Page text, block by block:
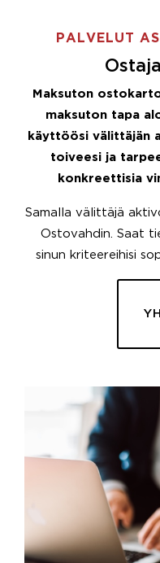
PALVELUT
Maksuton
maksuton tapa
käyttöösi välittäjän
toiveesi ja
konkreettisia
Samalla välittäjä
Ostovahdin. Saat
sinun kriteereihisi